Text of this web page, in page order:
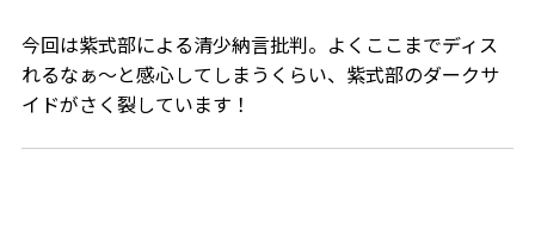
今回は紫式部による清少納言批判。よくここまでディス
れるなぁ～と感心してしまうくらい、紫式部のダークサ
イドがさく裂しています！